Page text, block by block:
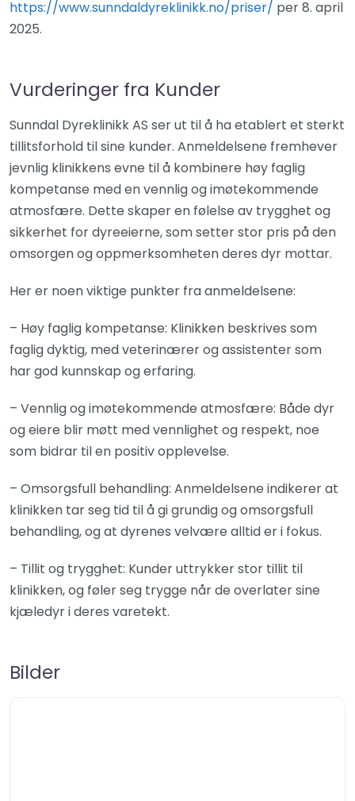
https://www.sunndaldyreklinikk.no/priser/ per 8. april
2025.
Vurderinger fra Kunder
Sunndal Dyreklinikk AS ser ut til å ha etablert et sterkt
tillitsforhold til sine kunder. Anmeldelsene fremhever
jevnlig klinikkens evne til å kombinere høy faglig
kompetanse med en vennlig og imøtekommende
atmosfære. Dette skaper en følelse av trygghet og
sikkerhet for dyreeierne, som setter stor pris på den
omsorgen og oppmerksomheten deres dyr mottar.
Her er noen viktige punkter fra anmeldelsene:
– Høy faglig kompetanse: Klinikken beskrives som
faglig dyktig, med veterinærer og assistenter som
har god kunnskap og erfaring.
– Vennlig og imøtekommende atmosfære: Både dyr
og eiere blir møtt med vennlighet og respekt, noe
som bidrar til en positiv opplevelse.
– Omsorgsfull behandling: Anmeldelsene indikerer at
klinikken tar seg tid til å gi grundig og omsorgsfull
behandling, og at dyrenes velvære alltid er i fokus.
– Tillit og trygghet: Kunder uttrykker stor tillit til
klinikken, og føler seg trygge når de overlater sine
kjæledyr i deres varetekt.
Bilder